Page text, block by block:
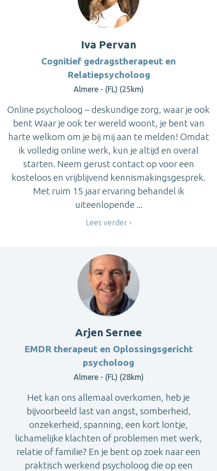
Iva Pervan
Cognitief gedragstherapeut en
Relatiepsycholoog
Almere - (FL) (25km)
Online psycholoog – deskundige zorg, waar je ook
bent Waar je ook ter wereld woont, je bent van
harte welkom om je bij mij aan te melden! Omdat
ik volledig online werk, kun je altijd en overal
starten. Neem gerust contact op voor een
kosteloos en vrijblijvend kennismakingsgesprek.
Met ruim 15 jaar ervaring behandel ik
uiteenlopende ...
Lees verder
Arjen Sernee
EMDR therapeut en Oplossingsgericht
psycholoog
Almere - (FL) (28km)
Het kan ons allemaal overkomen, heb je
bijvoorbeeld last van angst, somberheid,
onzekerheid, spanning, een kort lontje,
lichamelijke klachten of problemen met werk,
relatie of familie? En je bent op zoek naar een
praktisch werkend psycholoog die op een